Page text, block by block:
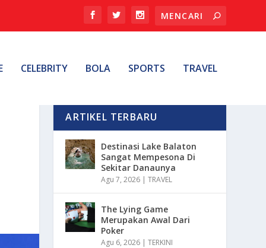
CELEBRITY BOLA SPORTS TRAVEL
ARTIKEL TERBARU
Destinasi Lake Balaton
Sangat Mempesona Di
Sekitar Danaunya
Agu 7, 2026 |TRAVEL
The Lying Game
Merupakan Awal Dari
Poker
Agu 6, 2026 |TERKINI